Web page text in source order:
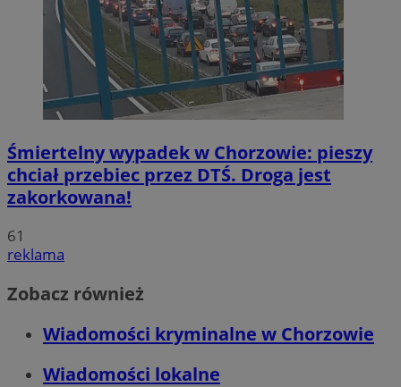
Śmiertelny wypadek w Chorzowie: pieszy
chciał przebiec przez DTŚ. Droga jest
zakorkowana!
61
reklama
Zobacz również
Wiadomości kryminalne w Chorzowie
Wiadomości lokalne